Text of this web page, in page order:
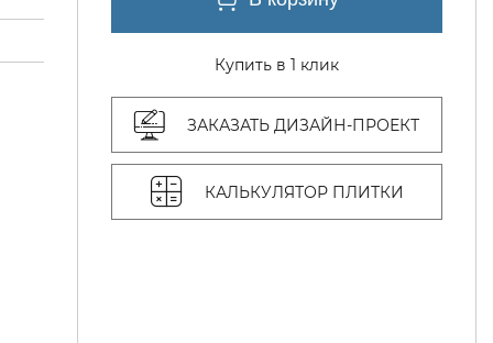
Купить в 1 клик
ЗАКАЗАТЬ ДИЗАЙН-ПРОЕКТ
КАЛЬКУЛЯТОР ПЛИТКИ